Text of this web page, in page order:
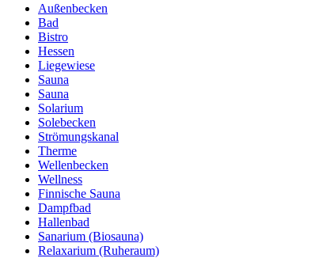
Außenbecken
Bad
Bistro
Hessen
Liegewiese
Sauna
Sauna
Solarium
Solebecken
Strömungskanal
Therme
Wellenbecken
Wellness
Finnische Sauna
Dampfbad
Hallenbad
Sanarium (Biosauna)
Relaxarium (Ruheraum)